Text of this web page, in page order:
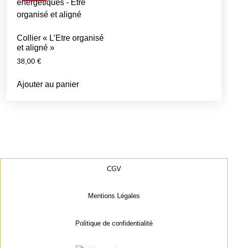
Collier « L’Etre organisé
et aligné »
38,00€
Ajouter au panier
CGV
Mentions Légales
Politique de confidentialité